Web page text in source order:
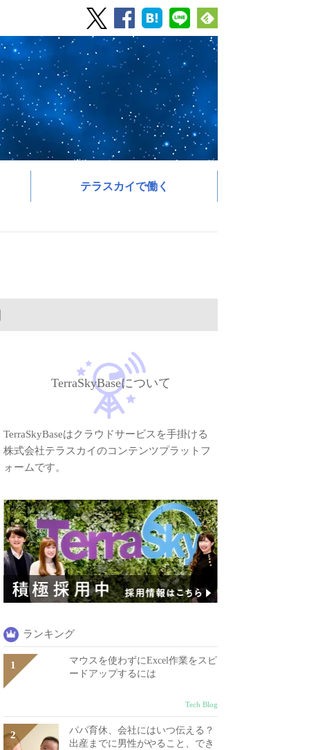
テラスカイで働く
TerraSkyBaseについて
TerraSkyBaseはクラウドサービスを手掛ける
株式会社テラスカイのコンテンツプラットフ
ォームです。
ランキング
マウスを使わずにExcel作業をスピ
ードアップするには
Tech Blog
パパ育休、会社にはいつ伝える？
出産までに男性がやること、でき